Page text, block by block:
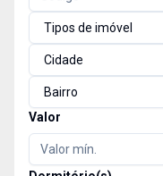
Tipos de imóvel
Cidade
Bairro
Valor